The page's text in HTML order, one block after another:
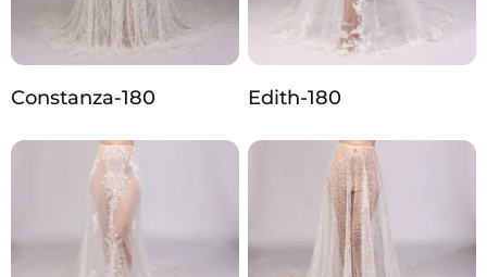
Constanza-180 Edith-180